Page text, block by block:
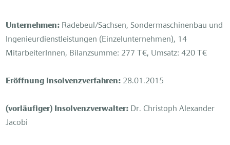
Unternehmen: Radebeul/Sachsen, Sondermaschinenbau und
Ingenieurdienstleistungen (Einzelunternehmen), 14
MitarbeiterInnen, Bilanzsumme: 277 T€, Umsatz: 420 T€
Eröffnung Insolvenzverfahren: 28.01.2015
(vorläufiger) Insolvenzverwalter: Dr. Christoph Alexander
Jacobi